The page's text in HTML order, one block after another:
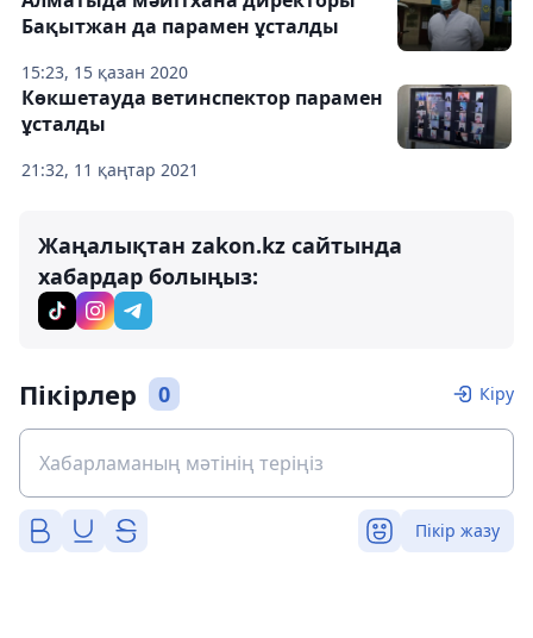
15:23, 15 қазан 2020
Бақытжан да парамен ұсталды
21:32, 11 қаңтар 2021
Көкшетауда ветинспектор парамен
ұсталды
Жаңалықтан zakon.kz сайтында
хабардар болыңыз:
Пікірлер 0 Кіру
Пікір жазу